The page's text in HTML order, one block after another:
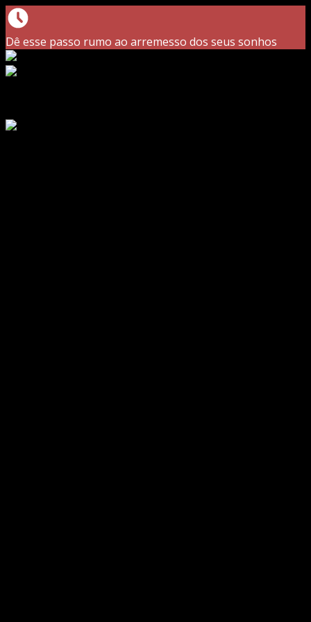
Dê esse passo rumo ao arremesso dos seus sonhos